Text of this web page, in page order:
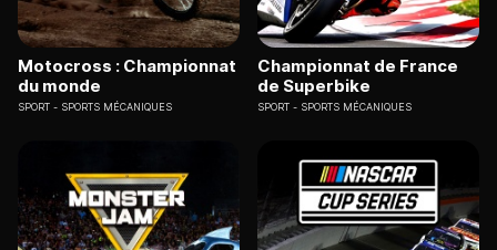
Motocross : Championnat
du monde
SPORT SPORTS MÉCANIQUES
Championnat de France
de Superbike
SPORT SPORTS MÉCANIQUES